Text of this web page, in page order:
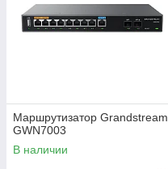
Маршрутизатор Grandstream
GWN7003
В наличии